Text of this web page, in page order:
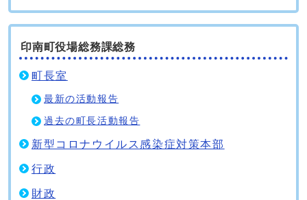
印南町役場総務課総務
町長室
最新の活動報告
過去の町長活動報告
新型コロナウイルス感染症対策本部
行政
財政